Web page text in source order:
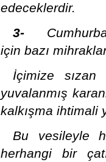
edeceklerdir.
3-
için bazı
İçimize
yuvalanmış
kalkışma ihtimali
Bu vesileyle
herhangi bir